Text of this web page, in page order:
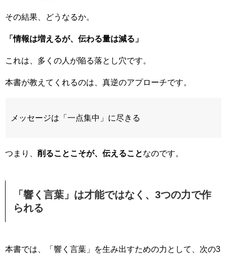
その結果、どうなるか。
「情報は増えるが、伝わる量は減る」
これは、多くの人が陥る落とし穴です。
本書が教えてくれるのは、真逆のアプローチです。
メッセージは「一点集中」に尽きる
つまり、 削ることこそが、伝えることなのです。
「響く言葉」は才能ではなく、3つの力で作
られる
本書では、「響く言葉」を生み出すための力として、次の3